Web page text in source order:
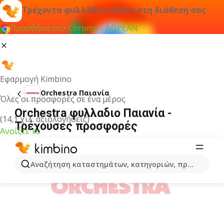
Τρέχοντα φυλλάδια πάντα στη διάθεσή σας
Προσθήκη στο Chrome - ΔΩΡΕΑΝ
Εφαρμογή Kimbino
Όλες οι προσφορές σε ένα μέρος
(14,1 χιλ. αξιολογήσεις)
Ανοίξτε το
Αναζήτηση καταστημάτων, κατηγοριών, προϊόντων...
Orchestra Παιανία
Orchestra φυλλαδιο Παιανία -
Τρέχουσες προσφορές